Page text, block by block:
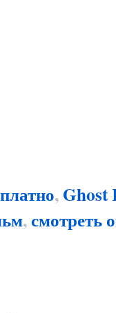
,Ghost
,смотреть